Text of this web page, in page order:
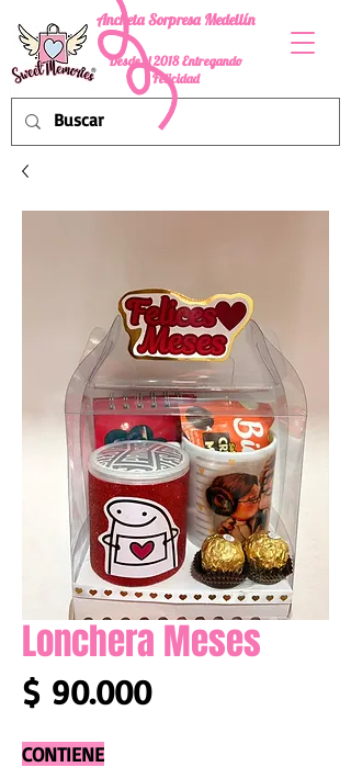
Ancheta Sorpresa Medellín
Desde el 2018 Entregando
Felicidad
Lonchera Meses
$ 90.000Precio
CONTIENE